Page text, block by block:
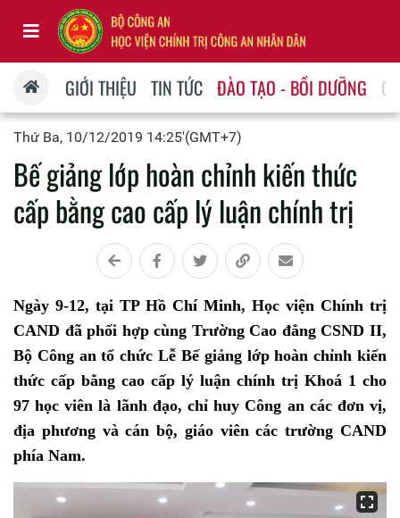
GIỚI THIỆU TIN TỨC ĐÀO TẠO - BỒI DƯỠNG
Thứ Ba, 10/12/2019 14:25'(GMT+7)
Bế giảng lớp hoàn chỉnh kiến thức
cấp bằng cao cấp lý luận chính trị
Ngày 9-12, tại TP Hồ Chí Minh, Học viện Chính trị
CAND đã phối hợp cùng Trường Cao đẳng CSND II,
Bộ Công an tổ chức Lễ Bế giảng lớp hoàn chỉnh kiến
thức cấp bằng cao cấp lý luận chính trị Khoá 1 cho
97 học viên là lãnh đạo, chỉ huy Công an các đơn vị,
địa phương và cán bộ, giáo viên các trường CAND
phía Nam.